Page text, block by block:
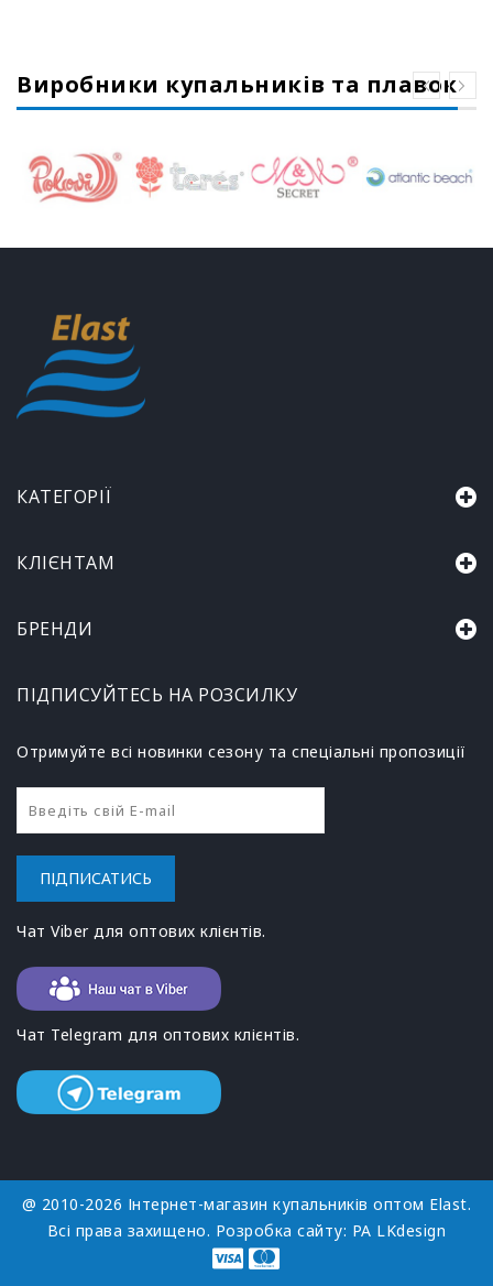
Виробники купальників та плавок
КАТЕГОРІЇ
КЛІЄНТАМ
БРЕНДИ
ПІДПИСУЙТЕСЬ НА РОЗСИЛКУ
Отримуйте всі новинки сезону та спеціальні пропозиції
ПІДПИСАТИСЬ
Чат Viber для оптових клієнтів.
Чат Telegram для оптових клієнтів.
@ 2010-2026 Інтернет-магазин купальників оптом Elast.
Всі права захищено. Розробка сайту: РА LKdesign